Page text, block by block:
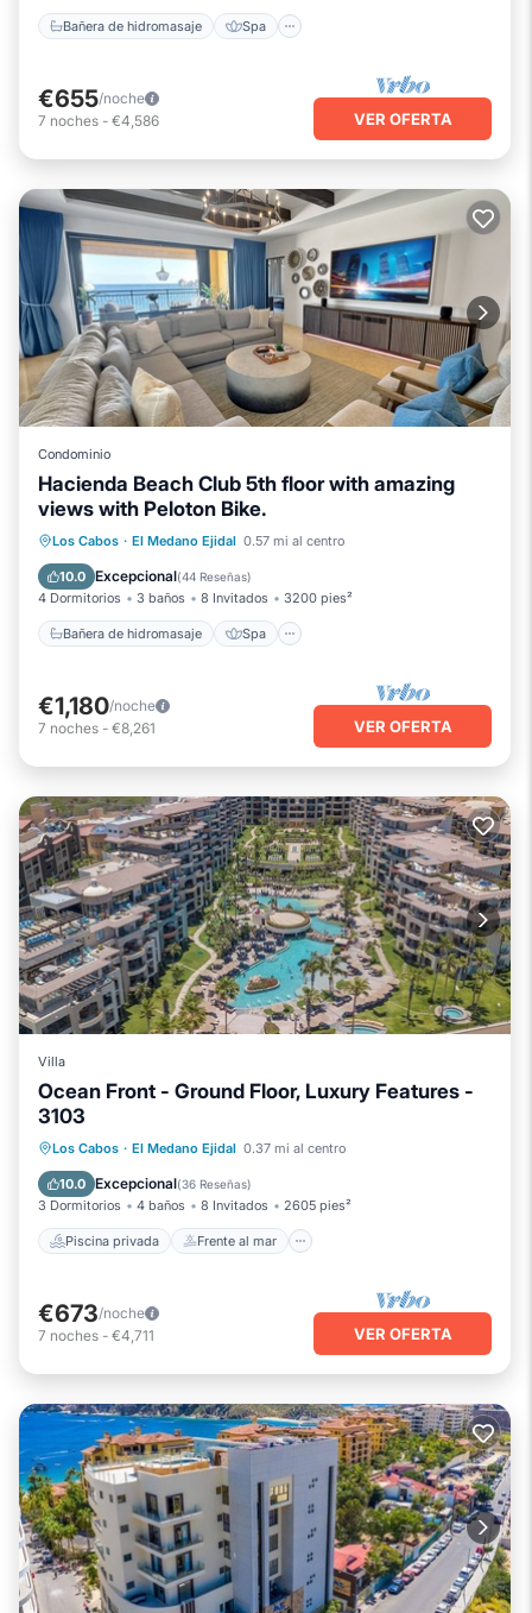
Bañera de hidromasaje Spa
€655/noche
7 noches - €4,586 VER OFERTA
Condominio
Hacienda Beach Club 5th floor with amazing
views with Peloton Bike.
Los Cabos · El Medano Ejidal 0.57 mi al centro
10.0 Excepcional(44 Reseñas)
4 Dormitorios 3 baños 8 Invitados 3200 pies²
Bañera de hidromasaje Spa
Bañera de hidromasaje
Spa
Chimenea/Calefacción
€1,180/noche
7 noches - €8,261 VER OFERTA
Villa
Ocean Front - Ground Floor, Luxury Features -
3103
Los Cabos · El Medano Ejidal 0.37 mi al centro
10.0 Excepcional(36 Reseñas)
3 Dormitorios 4 baños 8 Invitados 2605 pies²
Piscina privada Frente al mar
Piscina privada Frente al mar
Chimenea/Calefacción
€673/noche
7 noches - €4,711 VER OFERTA